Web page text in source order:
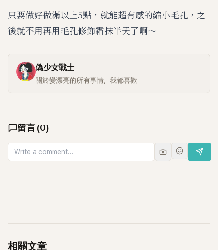
只要做好做滿以上5點，就能超有感的縮小毛孔，之
後就不用再用毛孔修飾霜抹半天了啊～
偽少女戰士
關於變漂亮的所有事情，我都喜歡
留言 (0)
相關文章